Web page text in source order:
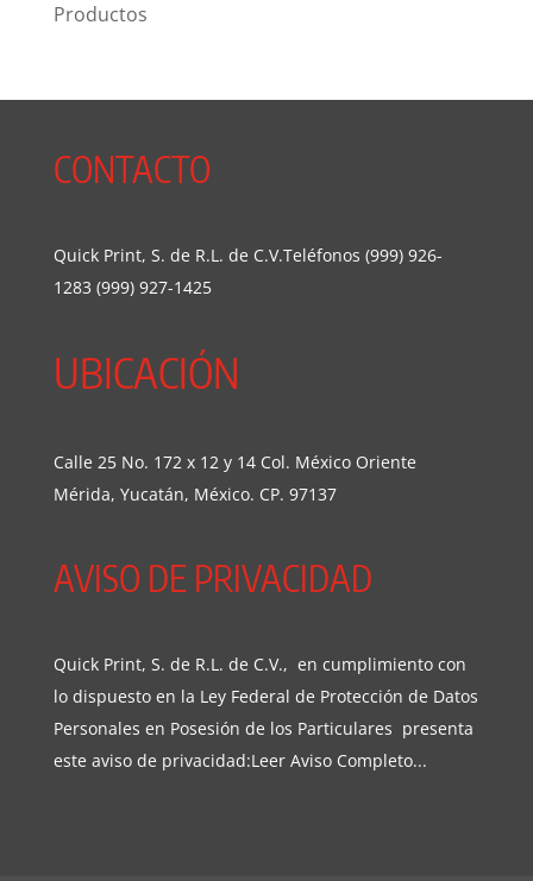
Productos
CONTACTO
Quick Print, S. de R.L. de C.V.Teléfonos (999) 926-
1283 (999) 927-1425
UBICACIÓN
Calle 25 No. 172 x 12 y 14 Col. México Oriente
Mérida, Yucatán, México. CP. 97137
AVISO DE PRIVACIDAD
Quick Print, S. de R.L. de C.V., en cumplimiento con
lo dispuesto en la Ley Federal de Protección de Datos
Personales en Posesión de los Particulares presenta
este aviso de privacidad:Leer Aviso Completo...